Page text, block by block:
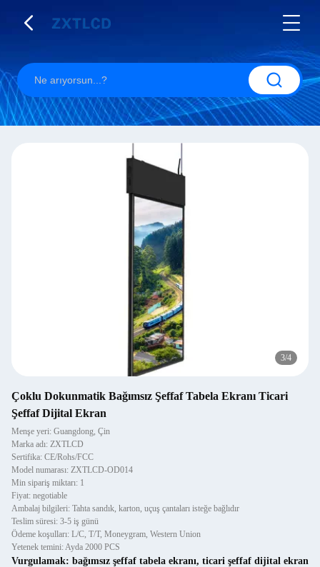
3/4
Çoklu Dokunmatik Bağımsız Şeffaf Tabela Ekranı Ticari
Şeffaf Dijital Ekran
Menşe yeri: Guangdong, Çin
Marka adı: ZXTLCD
Sertifika: CE/Rohs/FCC
Model numarası: ZXTLCD-OD014
Min sipariş miktarı: 1
Fiyat: negotiable
Ambalaj bilgileri: Tahta sandık, karton, uçuş çantaları isteğe bağlıdır
Teslim süresi: 3-5 iş günü
Ödeme koşulları: L/C, T/T, Moneygram, Western Union
Yetenek temini: Ayda 2000 PCS
Vurgulamak: bağımsız şeffaf tabela ekranı, ticari şeffaf dijital ekran